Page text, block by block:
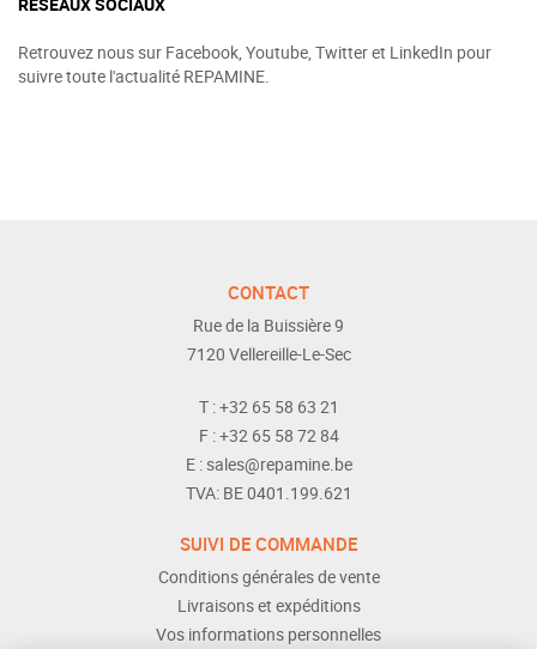
RÉSEAUX SOCIAUX
Retrouvez nous sur Facebook, Youtube, Twitter et LinkedIn pour
suivre toute l'actualité REPAMINE.
CONTACT
Rue de la Buissière 9
7120 Vellereille-Le-Sec
T :+32 65 58 63 21
F :+32 65 58 72 84
E :sales@repamine.be
TVA: BE 0401.199.621
SUIVI DE COMMANDE
Conditions générales de vente
Livraisons et expéditions
Vos informations personnelles